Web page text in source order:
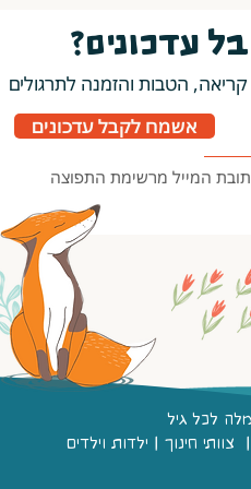
אשמח לקבל עדכונים
המייל מרשימת התפוצה
עדכונים?
הטבות והזמנה לתרגולים
לכל גיל
חינוך | ילדות וילדים